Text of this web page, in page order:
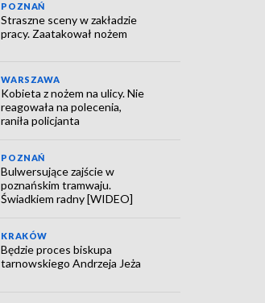
POZNAŃ
Straszne sceny w zakładzie
pracy. Zaatakował nożem
WARSZAWA
Kobieta z nożem na ulicy. Nie
reagowała na polecenia,
raniła policjanta
POZNAŃ
Bulwersujące zajście w
poznańskim tramwaju.
Świadkiem radny [WIDEO]
KRAKÓW
Będzie proces biskupa
tarnowskiego Andrzeja Jeża